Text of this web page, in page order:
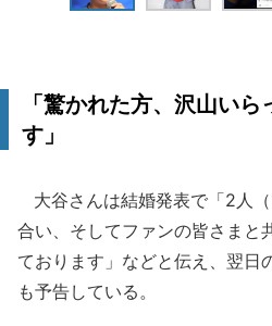
「驚かれた方、沢山い
す」
大谷さんは結婚発表で「2人
合い、そしてファンの皆さまと
ております」などと伝え、翌日
も予告している。